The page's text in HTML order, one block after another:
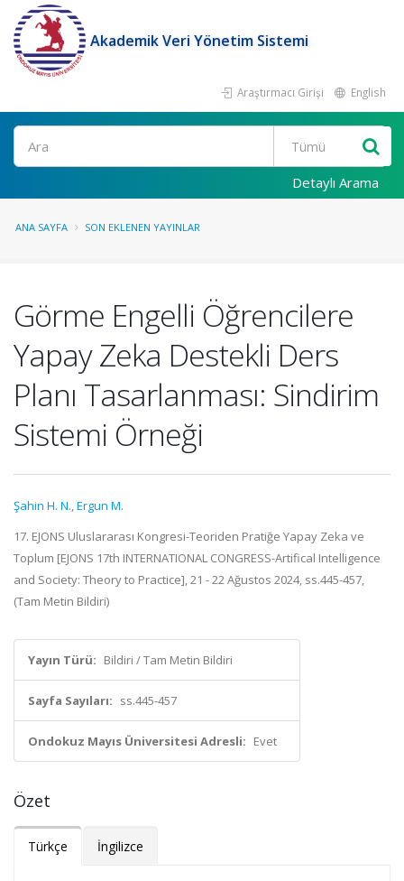
Akademik Veri Yönetim Sistemi
Araştırmacı Girişi English
Ara
Detaylı Arama
ANA SAYFA SON EKLENEN YAYINLAR
Görme Engelli Öğrencilere
Yapay Zeka Destekli Ders
Planı Tasarlanması: Sindirim
Sistemi Örneği
Şahin H. N.,Ergun M.
17. EJONS Uluslararası Kongresi-Teoriden Pratiğe Yapay Zeka ve
Toplum [EJONS 17th INTERNATIONAL CONGRESS-Artifical Intelligence
and Society: Theory to Practice], 21 - 22 Ağustos 2024, ss.445-457,
(Tam Metin Bildiri)
Yayın Türü: Bildiri / Tam Metin Bildiri
Sayfa Sayıları: ss.445-457
Ondokuz Mayıs Üniversitesi Adresli: Evet
Özet
Türkçe İngilizce